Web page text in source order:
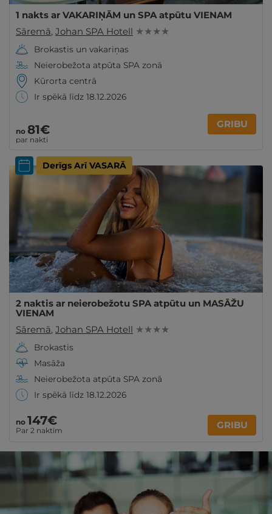
1 nakts ar VAKARIŅĀM un SPA atpūtu VIENAM
Sāremā, Johan SPA Hotell ★ ★ ★ ★
Brokastis un vakariņas
Neierobežota atpūta SPA zonā
Kūrorta centrā
Ir spēkā līdz 18.12.2026
no 81€
par nakti
GRIBU
Derīgs Arī VASARĀ
2 naktis ar neierobežotu SPA atpūtu un MASĀŽU
VIENAM
Sāremā, Johan SPA Hotell ★ ★ ★ ★
Brokastis
Masāža
Neierobežota atpūta SPA zonā
Ir spēkā līdz 18.12.2026
no 147€
Par 2 naktīm GRIBU